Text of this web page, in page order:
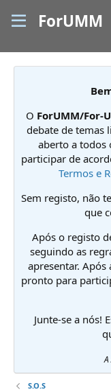
ForUMM
O ForUMM/For-
debate de temas
aberto a todos
participar de
Termos e
Sem registo, não
que
Após o registo
seguindo as
apresentar. Após
pronto para
Junte-se a nós!
S.O.S